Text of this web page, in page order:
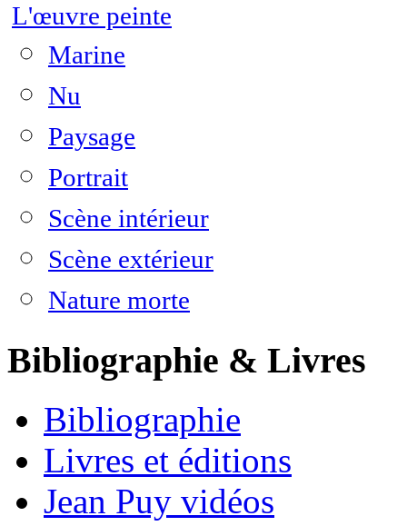
L'œuvre peinte
Marine
Nu
Paysage
Portrait
Scène intérieur
Scène extérieur
Nature morte
Bibliographie & Livres
Bibliographie
Livres et éditions
Jean Puy vidéos